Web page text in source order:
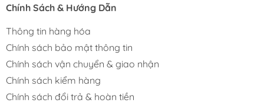
Chính Sách & Hướng Dẫn
Thông tin hàng hóa
Chính sách bảo mật thông tin
Chính sách vận chuyển & giao nhận
Chính sách kiểm hàng
Chính sách đổi trả & hoàn tiền